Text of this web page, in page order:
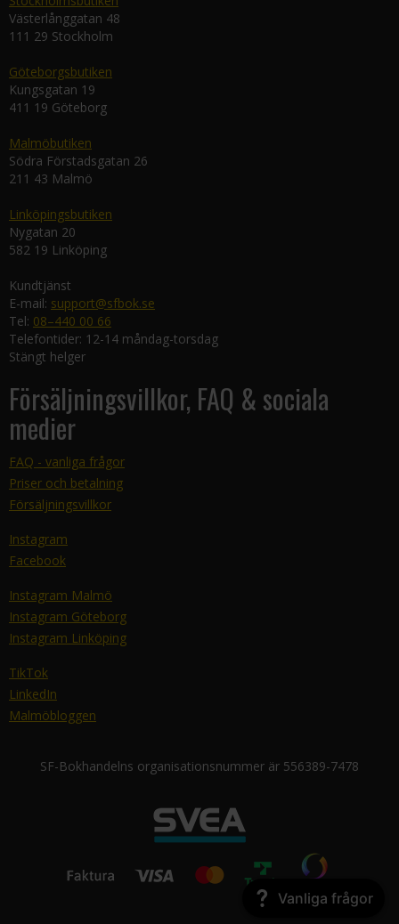
Västerlånggatan 48
111 29 Stockholm
Göteborgsbutiken
Kungsgatan 19
411 19 Göteborg
Malmöbutiken
Södra Förstadsgatan 26
211 43 Malmö
Linköpingsbutiken
Nygatan 20
582 19 Linköping
Kundtjänst
E-mail: support@sfbok.se
Tel: 08–440 00 66
Telefontider: 12-14 måndag-torsdag
Stängt helger
Försäljningsvillkor, FAQ & sociala
medier
FAQ - vanliga frågor
Priser och betalning
Försäljningsvillkor
Instagram
Facebook
Instagram Malmö
Instagram Göteborg
Instagram Linköping
TikTok
LinkedIn
Malmöbloggen
SF-Bokhandelns organisationsnummer är 556389-7478
Vanliga frågor